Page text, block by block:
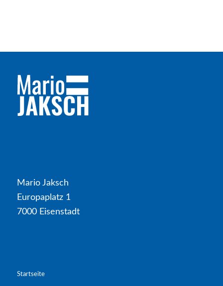
Mario Jaksch
Europaplatz 1
7000 Eisenstadt
Startseite